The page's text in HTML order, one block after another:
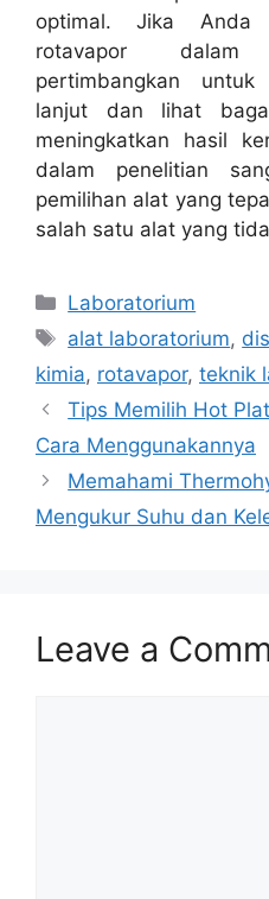
optimal. Jika Anda
rotavapor
pertimbangkan
lanjut dan lihat
meningkatkan hasil
dalam penelitian
pemilihan alat yang
salah satu alat yang
Categories
Laboratorium
Tags
alat laboratorium,
kimia, rotavapor, teknik
Tips Memilih Hot
Cara Menggunakannya
Memahami
Mengukur Suhu dan
Leave a